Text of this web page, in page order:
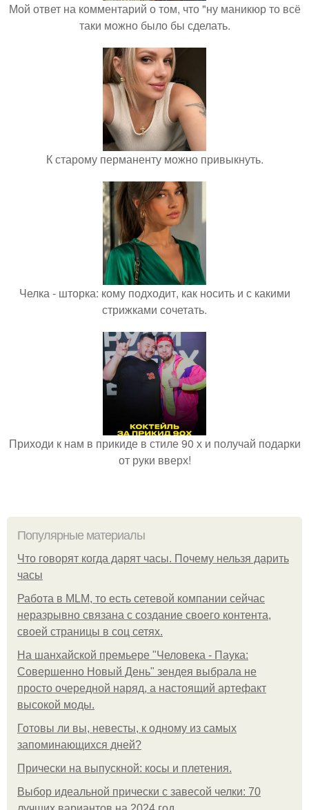
Мой ответ на комментарий о том, что "ну маникюр то всё
таки можно было бы сделать.
К старому перманенту можно привыкнуть.
Челка - шторка: кому подходит, как носить и с какими
стрижками сочетать.
Приходи к нам в прикиде в стиле 90 х и получай подарки
от руки вверх!
Популярные материалы
Что говорят когда дарят часы. Почему нельзя дарить
часы
Работа в MLM, то есть сетевой компании сейчас
неразрывно связана с создание своего контента,
своей страницы в соц сетях.
На шанхайской премьере "Человека - Паука:
Совершенно Новый День" зендея выбрала не
просто очередной наряд, а настоящий артефакт
высокой моды.
Готовы ли вы, невесты, к одному из самых
запоминающихся дней?
Прически на выпускной: косы и плетения.
Выбор идеальной прически с завесой челки: 70